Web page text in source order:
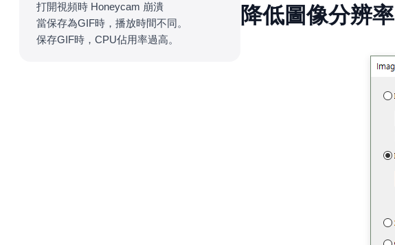
打開視頻時 Honeycam 崩潰
當保存為GIF時，播放時間不同。
保存GIF時，CPU佔用率過高。
降低圖像分辨率